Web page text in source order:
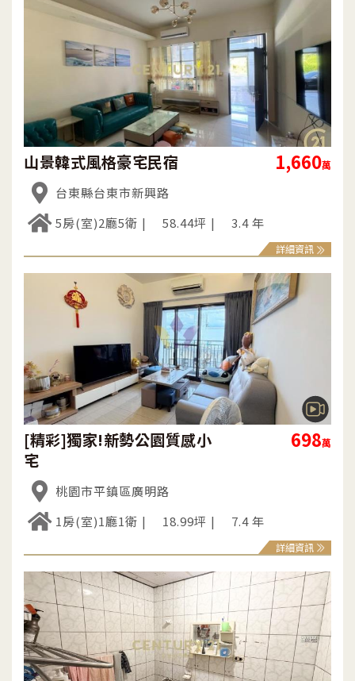
山景韓式風格豪宅民宿 1,660萬
台東縣台東市新興路
5房(室)2廳5衛
58.44坪 3.4 年
詳細資訊
[精彩]獨家!新勢公園質感小
宅
698萬
桃園市平鎮區廣明路
1房(室)1廳1衛
18.99坪 7.4 年
詳細資訊